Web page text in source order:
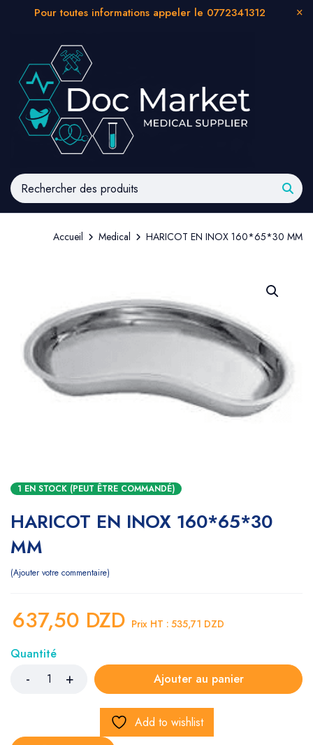
Pour toutes informations appeler le 0772341312
Accueil Medical HARICOT EN INOX 160*65*30 MM
1 EN STOCK (PEUT ÊTRE COMMANDÉ)
HARICOT EN INOX 160*65*30
MM
Ajouter votre commentaire
637,50 DZD Prix HT : 535,71 DZD
Quantité
Ajouter au panier
Add to wishlist